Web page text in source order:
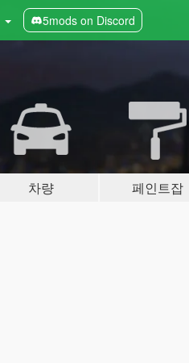
5mods on Discord
차량 페인트잡